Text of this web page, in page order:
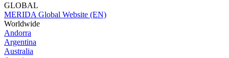
GLOBAL
MERIDA Global Website (EN)
Worldwide
Andorra
Argentina
Australia